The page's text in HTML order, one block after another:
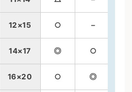
12×15 ○ –
14×17 ◎ ○
16×20 ○ ◎